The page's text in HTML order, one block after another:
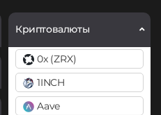
Криптовалюты
0x (ZRX)
1INCH
Aave